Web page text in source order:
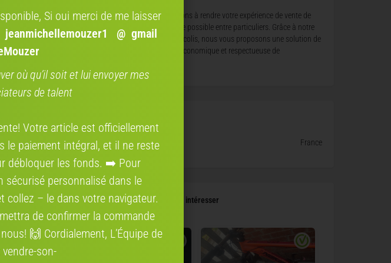
électrique
400 Wh
25 km/h
Nous nous engageons à rendre votre expérience de vente de
vélo aussi fluide que possible entre particuliers. Grâce à notre
partenariat avec Cocolis, nous vous proposons une solution de
livraison pratique, économique et respectueuse de
Région: France
Annonces qui pourraient vous intéresser
Si oui merci de me laisser
jeanmichellemouzer1 @ gmail
où qu’il soit et lui envoyer mes
de talent
Votre article est officiellement
le paiement intégral, et il ne reste
débloquer les fonds. ➡️ Pour
sécurisé personnalisé dans le
collez – le dans votre navigateur.
de confirmer la commande
🙌 Cordialement, L’Équipe de
son-